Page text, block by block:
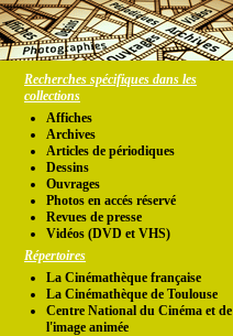
Recherches spécifiques dans les
collections
Affiches
Archives
Articles de périodiques
Dessins
Ouvrages
Photos en accés réservé
Revues de presse
Vidéos (DVD et VHS)
Répertoires
La Cinémathèque française
La Cinémathèque de Toulouse
Centre National du Cinéma et de
l'image animée